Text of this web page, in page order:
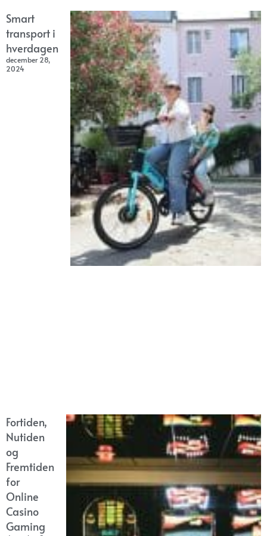
Smart
transport i
hverdagen
december 28,
2024
Fortiden,
Nutiden
og
Fremtiden
for
Online
Casino
Gaming